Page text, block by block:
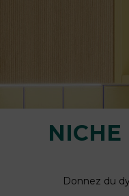
Donnez du